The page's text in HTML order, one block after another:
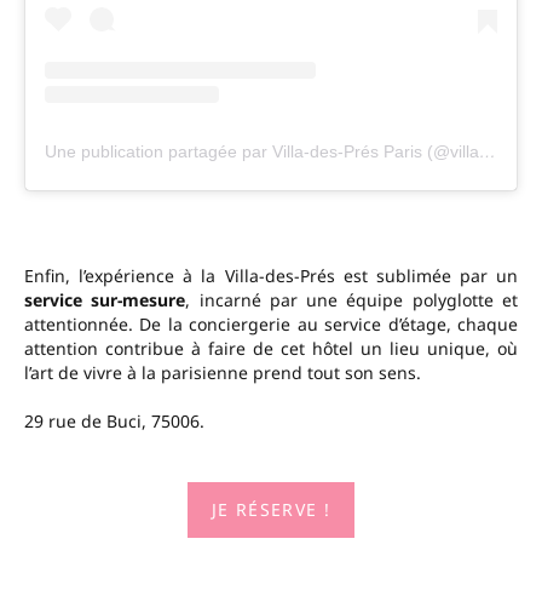
Une publication partagée par Villa-des-Prés Paris (@villadespresparis)
Enfin, l’expérience à la Villa-des-Prés est sublimée par un
service sur-mesure, incarné par une équipe polyglotte et
attentionnée. De la conciergerie au service d’étage, chaque
attention contribue à faire de cet hôtel un lieu unique, où
l’art de vivre à la parisienne prend tout son sens.
29 rue de Buci, 75006.
JE RÉSERVE !